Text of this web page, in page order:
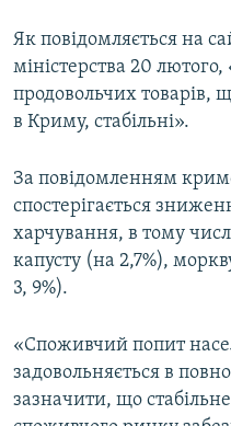
Як повідомляється на
міністерства 20 лютого,
продовольчих товарів,
в Криму, стабільні».
За повідомленням
спостерігається
харчування, в тому
капусту (на 2,7%),
3, 9%).
«Споживчий попит
задовольняється в
зазначити, що